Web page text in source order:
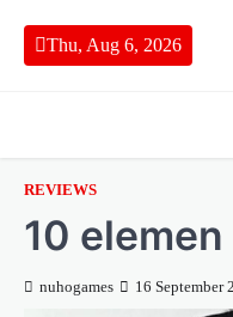
content
Thu, Aug 6, 2026
REVIEWS
10
nuhogames 16 September